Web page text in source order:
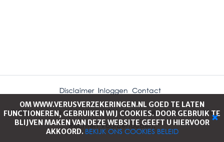
© 2026 Acrisure Netherlands B.V. | Verusverzekeringen - Alle
Rechten Voorbehouden.
Disclaimer Inloggen Contact
OM WWW.VERUSVERZEKERINGEN.NL GOED TE LATEN
FUNCTIONEREN, GEBRUIKEN WIJ COOKIES. DOOR GEBRUIK TE
BLIJVEN MAKEN VAN DEZE WEBSITE GEEFT U HIERVOOR
AKKOORD. BEKIJK ONS COOKIES BELEID